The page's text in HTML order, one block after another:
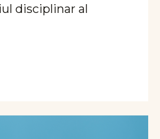
disciplinar al